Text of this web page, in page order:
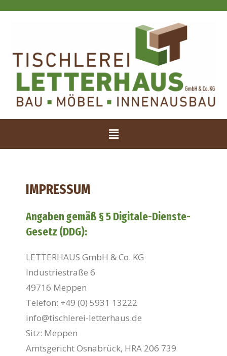
IMPRESSUM
Angaben gemäß § 5 Digitale-Dienste-
Gesetz (DDG):
LETTERHAUS GmbH & Co. KG
Industriestraße 6
49716 Meppen
Telefon: +49 (0) 5931 13222
info@tischlerei-letterhaus.de
Sitz: Meppen
Amtsgericht Osnabrück, HRA 206 739